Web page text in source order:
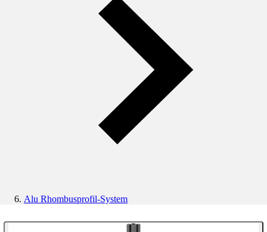
Alu Rhombusprofil-System